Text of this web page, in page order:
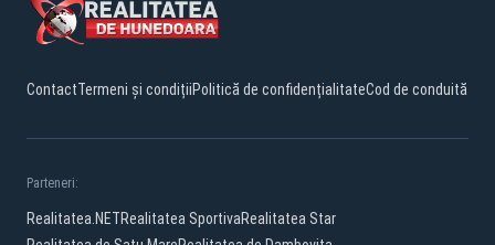
ContactTermeni și condițiiPolitică de confidențialitateCod de conduită
Parteneri:
Realitatea.NETRealitatea SportivaRealitatea Star